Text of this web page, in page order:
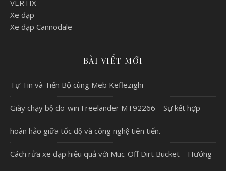
VERTIX
Xe đạp
Xe đạp Cannodale
BÀI VIẾT MỚI
Tự Tin và Tiến Bộ cùng Meb Keflezighi
Giày chạy bộ do-win Freelander MT92266 – Sự kết hợp
hoàn hảo giữa tốc độ và công nghệ tiên tiến.
Cách rửa xe đạp hiệu quả với Muc-Off Dirt Bucket – Hướng